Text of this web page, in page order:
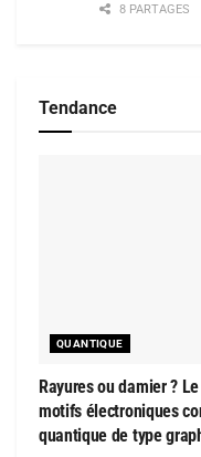
8 PARTAGES
Tendance
QUANTIQUE
Rayures ou damier ?
motifs électroniques
quantique de type